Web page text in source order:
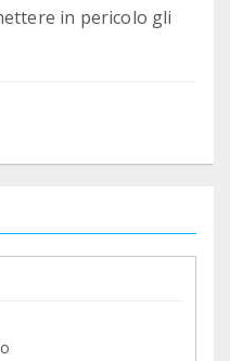
in pericolo gli